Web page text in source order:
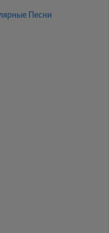
Песни